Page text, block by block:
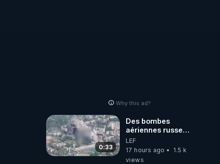
Why this ad?
0:33
Des bombes
aériennes russes
anéantissent les
centres de
contrôle de
LEF
17 hours ago
1.5 k
views